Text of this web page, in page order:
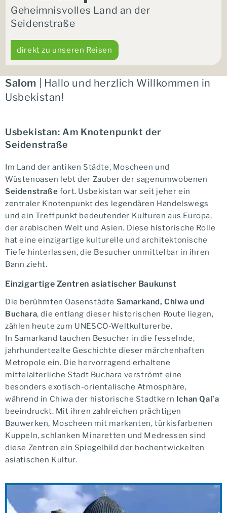
Geheimnisvolles Land an der
Seidenstraße
direkt zu unseren Reisen
Salom | Hallo und herzlich Willkommen in
Usbekistan!
Usbekistan: Am Knotenpunkt der
Seidenstraße
Im Land der antiken Städte, Moscheen und
Wüstenoasen lebt der Zauber der sagenumwobenen
Seidenstraße fort. Usbekistan war seit jeher ein
zentraler Knotenpunkt des legendären Handelswegs
und ein Treffpunkt bedeutender Kulturen aus Europa,
der arabischen Welt und Asien. Diese historische Rolle
hat eine einzigartige kulturelle und architektonische
Tiefe hinterlassen, die Besucher unmittelbar in ihren
Bann zieht.
Einzigartige Zentren asiatischer Baukunst
Die berühmten Oasenstädte Samarkand, Chiwa und
Buchara, die entlang dieser historischen Route liegen,
zählen heute zum UNESCO-Weltkulturerbe.
In Samarkand tauchen Besucher in die fesselnde,
jahrhundertealte Geschichte dieser märchenhaften
Metropole ein. Die hervorragend erhaltene
mittelalterliche Stadt Buchara verströmt eine
besonders exotisch-orientalische Atmosphäre,
während in Chiwa der historische Stadtkern Ichan Qal’a
beeindruckt. Mit ihren zahlreichen prächtigen
Bauwerken, Moscheen mit markanten, türkisfarbenen
Kuppeln, schlanken Minaretten und Medressen sind
diese Zentren ein Spiegelbild der hochentwickelten
asiatischen Kultur.